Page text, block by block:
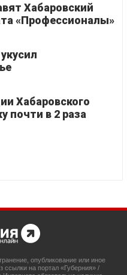
Хабаровский
«Профессионалы»
Хабаровского
почти в 2 раза
опубликование или иное
ссылки на портал «Губерния» /